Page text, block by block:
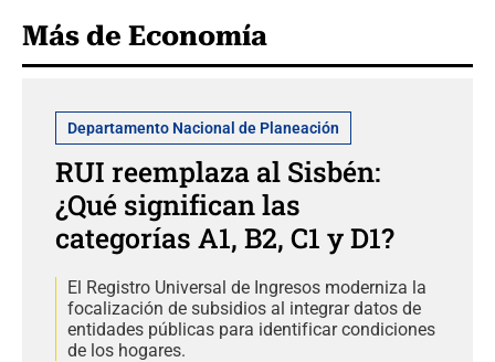
Más de Economía
Departamento Nacional de Planeación
RUI reemplaza al Sisbén:
¿Qué significan las
categorías A1, B2, C1 y D1?
El Registro Universal de Ingresos moderniza la
focalización de subsidios al integrar datos de
entidades públicas para identificar condiciones
de los hogares.